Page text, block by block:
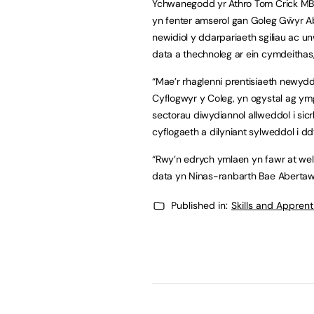
Ychwanegodd yr Athro Tom Crick
yn fenter amserol gan Goleg Gŵyr
newidiol y ddarpariaeth sgiliau ac
data a thechnoleg ar ein
“Mae’r rhaglenni prentisiaeth
Cyflogwyr y Coleg, yn ogystal ag
sectorau diwydiannol allweddol i
cyflogaeth a dilyniant sylweddol i
“Rwy’n edrych ymlaen yn fawr at
data yn Ninas-ranbarth Bae
Published in: Skills and